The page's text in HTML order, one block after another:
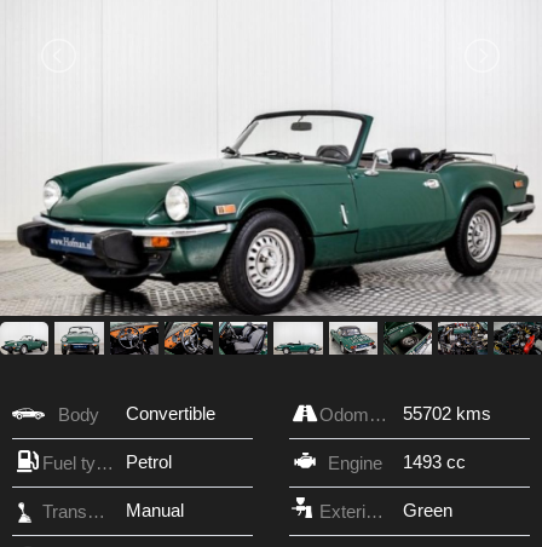
Body Convertible Odometer 55702 kms
Fuel type Petrol Engine 1493 cc
Transmission Manual Exterior Color Green